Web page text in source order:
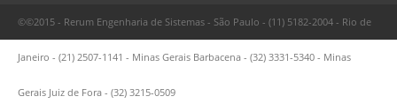
©©2015 - Rerum Engenharia de Sistemas - São Paulo - (11) 5182-2004 - Rio de
Janeiro - (21) 2507-1141 - Minas Gerais Barbacena - (32) 3331-5340 - Minas
Gerais Juiz de Fora - (32) 3215-0509